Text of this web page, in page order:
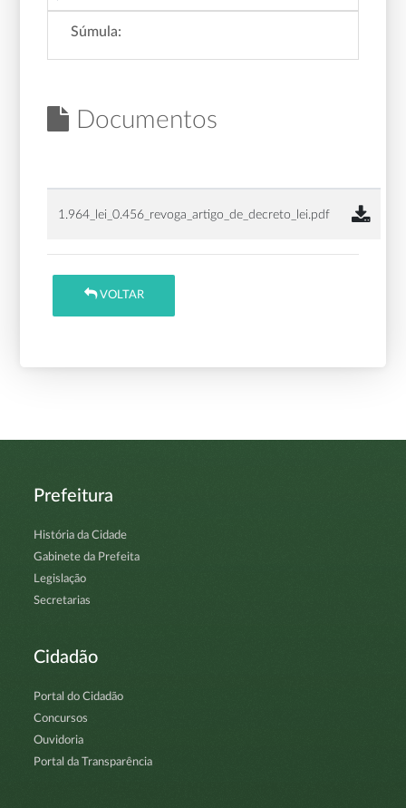
Súmula:
Documentos
1.964_lei_0.456_revoga_artigo_de_decreto_lei.pdf
VOLTAR
Prefeitura
História da Cidade
Gabinete da Prefeita
Legislação
Secretarias
Cidadão
Portal do Cidadão
Concursos
Ouvidoria
Portal da Transparência